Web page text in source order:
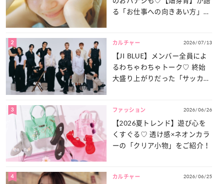
る「お仕事への向きあい方」と
2 カルチャー 2026/07/13
【JI BLUE】メンバー全員によ
るわちゃわちゃトーク♡ 終始
大盛り上がりだった「サッカー
3 ファッション 2026/06/26
【2026夏トレンド】遊び心を
くすぐる♡ 透け感×ネオンカラ
ーの「クリア小物」をご紹介！
4 カルチャー 2026/06/25